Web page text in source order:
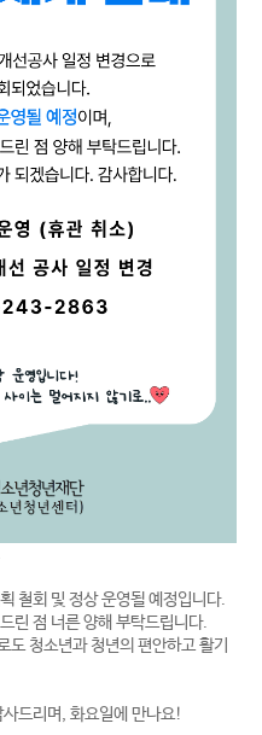
철회 및 정상 운영될 예정입니다.
린 점 너른 양해 부탁드립니다.
청소년과 청년의 편안하고 활기
드리며, 화요일에 만나요!